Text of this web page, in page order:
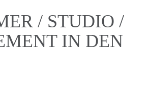
/ STUDIO /
IN DEN